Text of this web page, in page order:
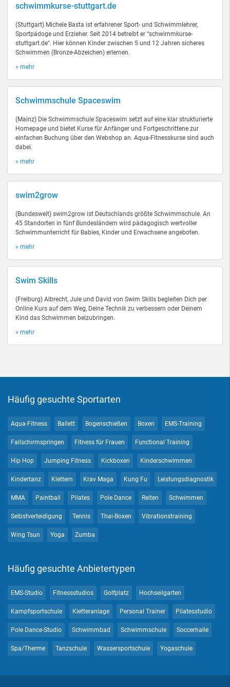
schwimmkurse-stuttgart.de
(Stuttgart) Michele Basta ist erfahrener Sport- und Schwimmlehrer,
Sportpädoge und Erzieher. Seit 2014 betreibt er “schwimmkurse-
stuttgart.de". Hier können Kinder zwischen 5 und 12 Jahren sicheres
Schwimmen (Bronze-Abzeichen) erlernen.
» mehr
Schwimmschule Spaceswim
(Mainz) Die Schwimmschule Spaceswim setzt auf eine klar strukturierte
Homepage und bietet Kurse für Anfänger und Fortgeschrittene zur
einfachen Buchung über den Webshop an. Aqua-Fitnesskurse sind auch
dabei.
» mehr
swim2grow
(Bundesweit) swim2grow ist Deutschlands größte Schwimmschule. An
45 Standorten in fünf Bundesländern wird pädagogisch wertvoller
Schwimmunterricht für Babies, Kinder und Erwachsene angeboten.
» mehr
Swim Skills
(Freiburg) Albrecht, Jule und David von Swim Skills begleiten Dich per
Online Kurs auf dem Weg, Deine Technik zu verbessern oder Deinem
Kind das Schwimmen beizubringen.
» mehr
Häufig gesuchte Sportarten
Aqua-Fitness Ballett Bogenschießen Boxen EMS-Training
Fallschirmspringen Fitness für Frauen Functional Training
Hip Hop Jumping Fitness Kickboxen Kinderschwimmen
Kindertanz Klettern Krav Maga Kung Fu Leistungsdiagnostik
MMA Paintball Pilates Pole Dance Reiten Schwimmen
Selbstverteidigung Tennis Thai-Boxen Vibrationstraining
Wing Tsun Yoga Zumba
Häufig gesuchte Anbietertypen
EMS-Studio Fitnessstudios Golfplatz Hochseilgarten
Kampfsportschule Kletteranlage Personal Trainer Pilatesstudio
Pole Dance-Studio Schwimmbad Schwimmschule Soccerhalle
Spa/Therme Tanzschule Wassersportschule Yogaschule